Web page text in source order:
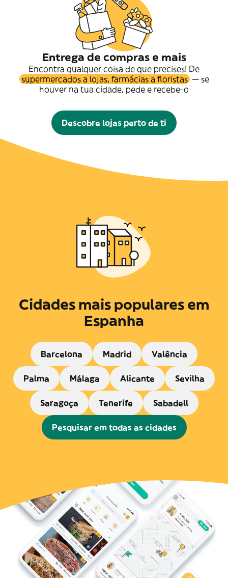
Entrega de compras e mais
Encontra qualquer coisa de que precises! De
supermercados a lojas, farmácias a floristas — se
houver na tua cidade, pede e recebe-o
Descobre lojas perto de ti
Cidades mais populares em
Espanha
Barcelona Madrid Valência
Palma Málaga Alicante Sevilha
Saragoça Tenerife Sabadell
Pesquisar em todas as cidades